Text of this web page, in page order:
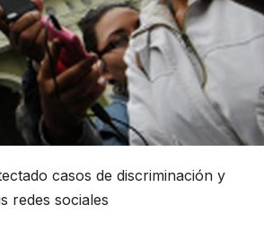
casos de discriminación y
redes sociales